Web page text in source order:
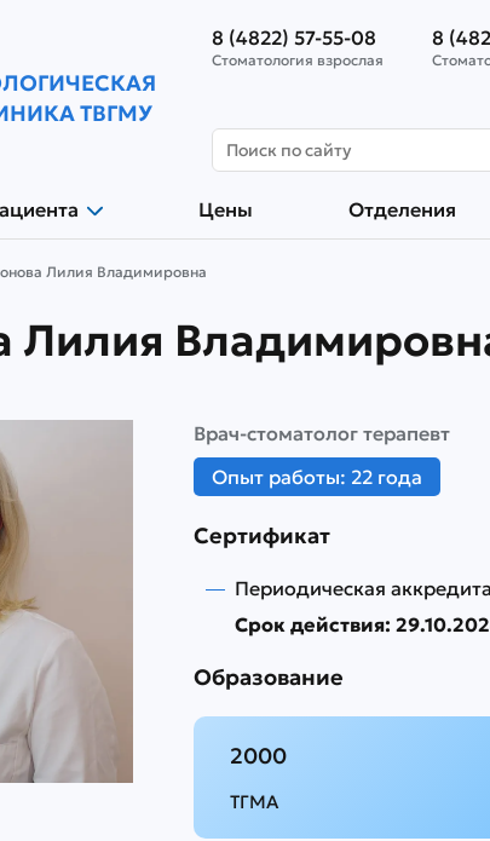
ТВГМУ
8 (4822) 57-55-08
Стоматология взрослая
8
Цены Отделения
Лилия Владимировна
Лилия
Врач-стоматолог терапевт
Опыт работы: 22 года
Сертификат
Периодическая
Срок действия:
Образование
2000
ТГМА